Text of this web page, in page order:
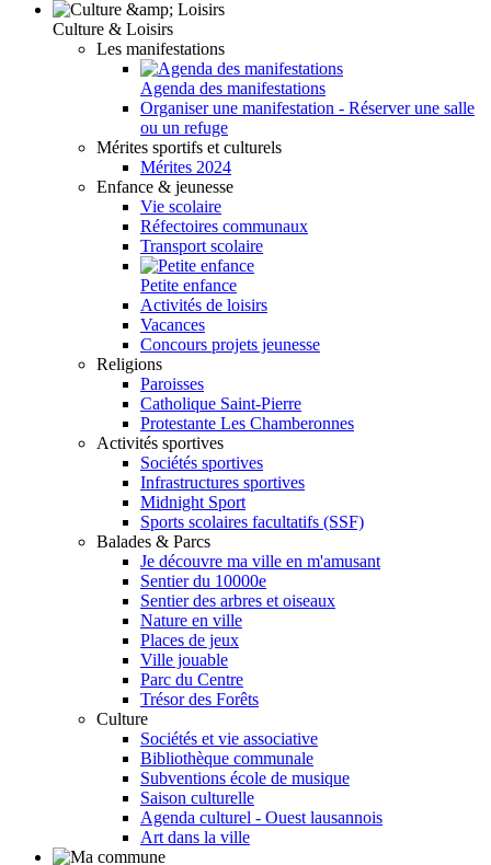
Culture & Loisirs
Les manifestations
Agenda des manifestations
Organiser une manifestation - Réserver une salle
ou un refuge
Mérites sportifs et culturels
Mérites 2024
Enfance & jeunesse
Vie scolaire
Réfectoires communaux
Transport scolaire
Petite enfance
Activités de loisirs
Vacances
Concours projets jeunesse
Religions
Paroisses
Catholique Saint-Pierre
Protestante Les Chamberonnes
Activités sportives
Sociétés sportives
Infrastructures sportives
Midnight Sport
Sports scolaires facultatifs (SSF)
Balades & Parcs
Je découvre ma ville en m'amusant
Sentier du 10000e
Sentier des arbres et oiseaux
Nature en ville
Places de jeux
Ville jouable
Parc du Centre
Trésor des Forêts
Culture
Sociétés et vie associative
Bibliothèque communale
Subventions école de musique
Saison culturelle
Agenda culturel - Ouest lausannois
Art dans la ville